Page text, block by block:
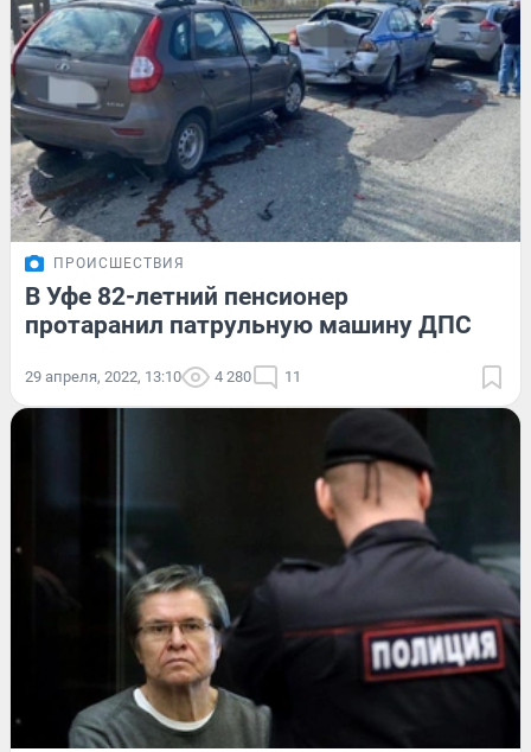
ПРОИСШЕСТВИЯ
В Уфе 82-летний пенсионер
протаранил патрульную машину ДПС
29 апреля, 2022, 13:10 4 280 11